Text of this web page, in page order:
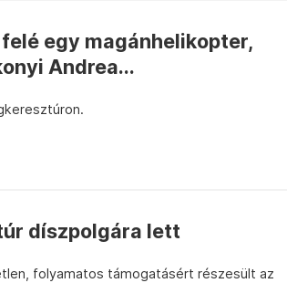
egy magánhelikopter,
Andrea...
díszpolgára lett
folyamatos támogatásért részesült az